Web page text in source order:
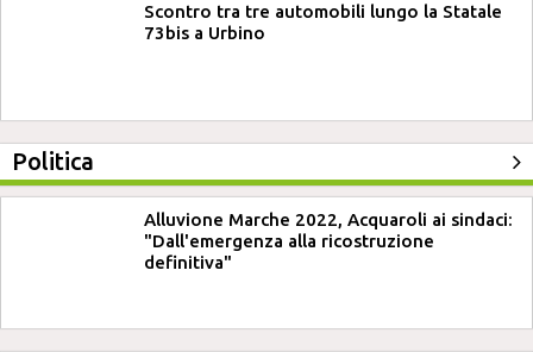
Scontro tra tre automobili lungo la Statale
73bis a Urbino
Politica
Alluvione Marche 2022, Acquaroli ai sindaci:
"Dall'emergenza alla ricostruzione
definitiva"